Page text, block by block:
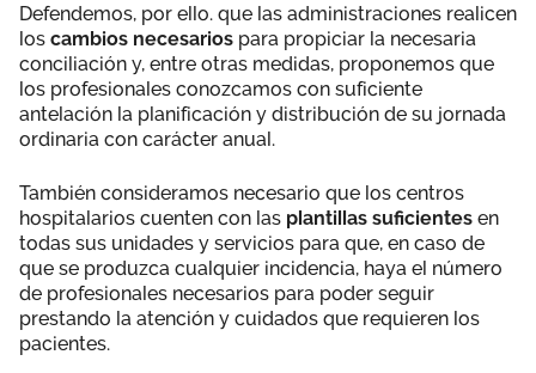
Defendemos, por ello. que las administraciones realicen
los cambios necesarios para propiciar la necesaria
conciliación y, entre otras medidas, proponemos que
los profesionales conozcamos con suficiente
antelación la planificación y distribución de su jornada
ordinaria con carácter anual.
También consideramos necesario que los centros
hospitalarios cuenten con las plantillas suficientes en
todas sus unidades y servicios para que, en caso de
que se produzca cualquier incidencia, haya el número
de profesionales necesarios para poder seguir
prestando la atención y cuidados que requieren los
pacientes.